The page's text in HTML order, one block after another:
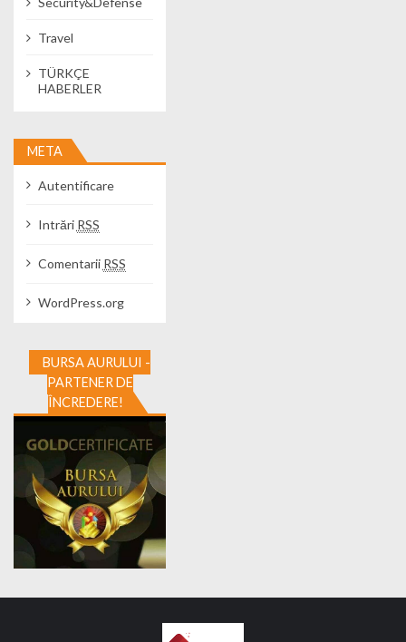
Travel
TÜRKÇE
HABERLER
META
Autentificare
Intrări RSS
Comentarii RSS
WordPress.org
BURSA AURULUI -
PARTENER DE
ÎNCREDERE!